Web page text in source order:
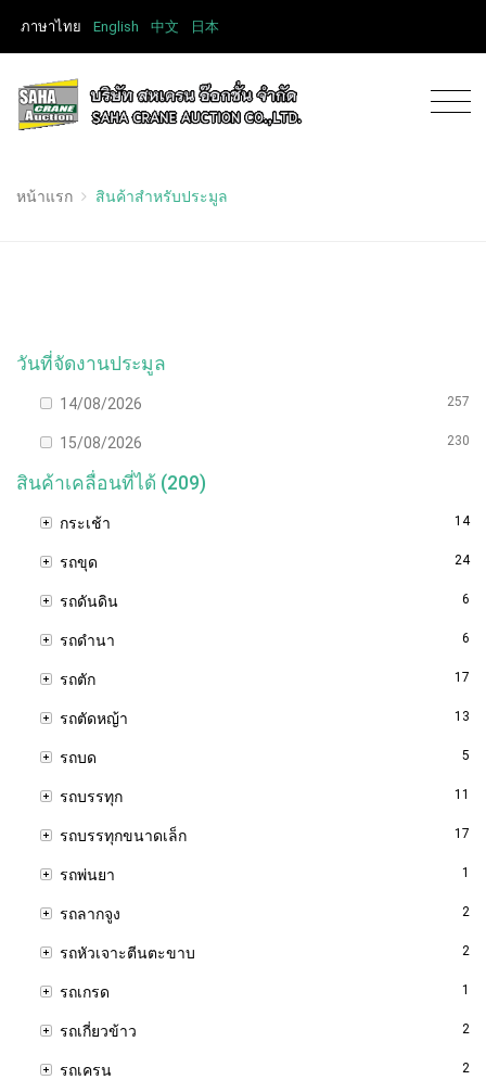
ภาษาไทย English 中文 日本
หน้าแรก สินค้าสำหรับประมูล
วันที่จัดงานประมูล
14/08/2026 257
15/08/2026 230
สินค้าเคลื่อนที่ได้ (209)
กระเช้า 14
รถขุด 24
รถดันดิน 6
รถดำนา 6
รถตัก 17
รถตัดหญ้า 13
รถบด 5
รถบรรทุก 11
รถบรรทุกขนาดเล็ก 17
รถพ่นยา 1
รถลากจูง 2
รถหัวเจาะตีนตะขาบ 2
รถเกรด 1
รถเกี่ยวข้าว 2
รถเครน 2